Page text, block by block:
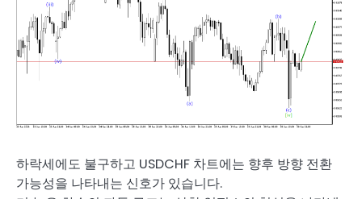
하락세에도 불구하고 USDCHF 차트에는 향후 방향 전환
가능성을 나타내는 신호가 있습니다.